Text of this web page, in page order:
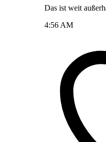
Das ist weit
4:56 AM